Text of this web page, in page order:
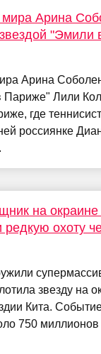
мира Арина
звездой
Арина
Париже" Лили
где
россиянке
на окраине
редкую охоту
звезду на
Кита.
750 миллионов